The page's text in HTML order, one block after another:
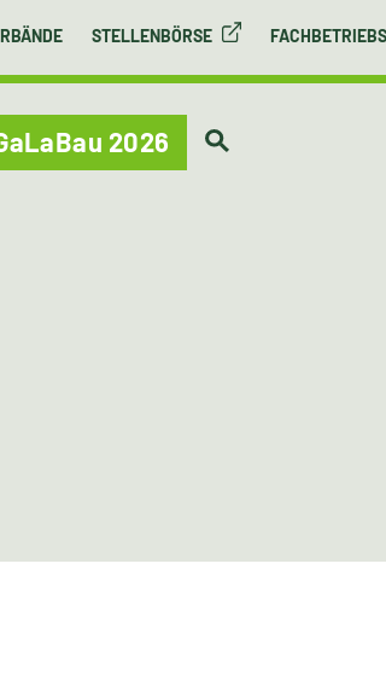
STELLENBÖRSE
2026